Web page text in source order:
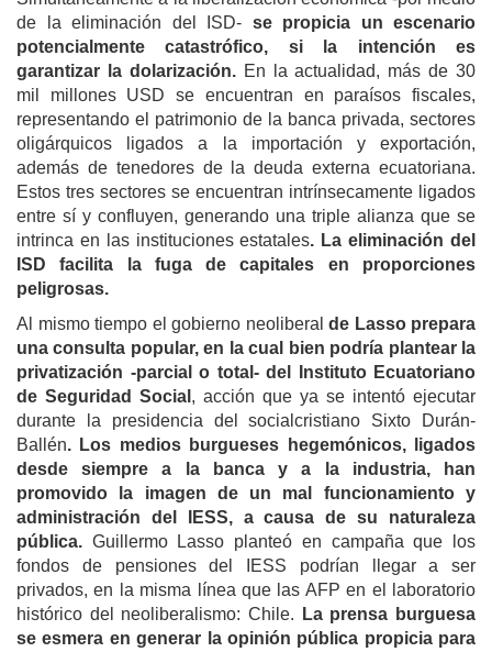
de la eliminación del ISD- se propicia un escenario
potencialmente catastrófico, si la intención es
garantizar la dolarización. En la actualidad, más de 30
mil millones USD se encuentran en paraísos fiscales,
representando el patrimonio de la banca privada, sectores
oligárquicos ligados a la importación y exportación,
además de tenedores de la deuda externa ecuatoriana.
Estos tres sectores se encuentran intrínsecamente ligados
entre sí y confluyen, generando una triple alianza que se
intrinca en las instituciones estatales. La eliminación del
ISD facilita la fuga de capitales en proporciones
peligrosas.
Al mismo tiempo el gobierno neoliberal de Lasso prepara
una consulta popular, en la cual bien podría plantear la
privatización -parcial o total- del Instituto Ecuatoriano
de Seguridad Social , acción que ya se intentó ejecutar
durante la presidencia del socialcristiano Sixto Durán-
Ballén. Los medios burgueses hegemónicos, ligados
desde siempre a la banca y a la industria, han
promovido la imagen de un mal funcionamiento y
administración del IESS, a causa de su naturaleza
pública. Guillermo Lasso planteó en campaña que los
fondos de pensiones del IESS podrían llegar a ser
privados, en la misma línea que las AFP en el laboratorio
histórico del neoliberalismo: Chile.
La prensa burguesa
se esmera en generar la opinión pública propicia para